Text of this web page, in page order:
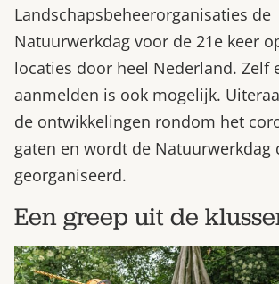
Landschapsbeheerorganisaties de
Natuurwerkdag voor de 21e keer
locaties door heel Nederland. Zelf
aanmelden is ook mogelijk.
de ontwikkelingen rondom het
gaten en wordt de Natuurwerkdag
georganiseerd.
Een greep uit de